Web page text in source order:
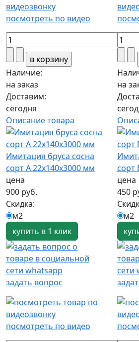
посмотреть по видео
Наличие:
на заказ
Доставим:
сегодня
Описание товара
на
Имитация бруса сосна
сорт А 22х140х3000 мм
цена
900 руб.
Скидка:
м2
купить в 1 клик
задать вопрос
посмотреть по видео
сорт
цена
450
м2